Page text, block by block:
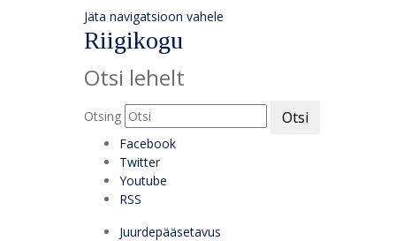
Jäta navigatsioon vahele
Riigikogu
Otsi lehelt
Otsing Otsi
Facebook
Twitter
Youtube
RSS
Juurdepääsetavus